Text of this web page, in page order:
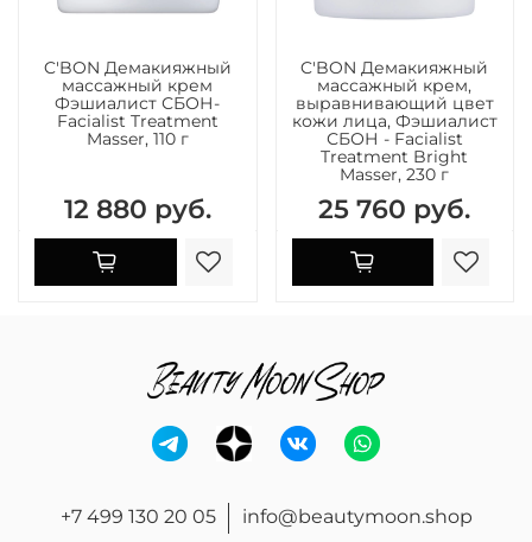
C'BON Демакияжный
массажный крем
Фэшиалист СБОН-
Facialist Treatment
Masser, 110 г
12 880 руб.
C'BON Демакияжный
массажный крем,
выравнивающий цвет
кожи лица, Фэшиалист
СБОН - Facialist
Treatment Bright
Masser, 230 г
25 760 руб.
+7 499 130 20 05 info@beautymoon.shop